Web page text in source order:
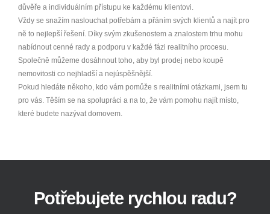
důvěře a individuálním přístupu ke každému klientovi.
Vždy se snažím naslouchat potřebám a přáním svých klientů a najít pro
ně to nejlepší řešení. Díky svým zkušenostem a znalostem trhu mohu
nabídnout cenné rady a podporu v každé fázi realitního procesu.
Společně můžeme dosáhnout toho, aby byl prodej nebo koupě
nemovitosti co nejhladší a nejúspěšnější.
Pokud hledáte někoho, kdo vám pomůže s realitními otázkami, jsem tu
pro vás. Těším se na spolupráci a na to, že vám pomohu najít místo,
které budete nazývat domovem.
Potřebujete rychlou radu?